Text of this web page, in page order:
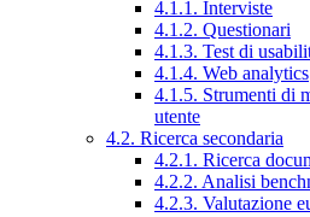
4.1.1. Interviste
4.1.2. Questionari
4.1.3. Test di
4.1.4. Web analytics
4.1.5. Strumenti di
utente
4.2. Ricerca secondaria
4.2.1. Ricerca
4.2.2. Analisi
4.2.3. Valutazione